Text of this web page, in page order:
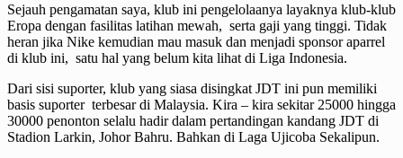
Sejauh pengamatan saya, klub ini pengelolaanya layaknya klub-klub
Eropa dengan fasilitas latihan mewah, serta gaji yang tinggi. Tidak
heran jika Nike kemudian mau masuk dan menjadi sponsor aparrel
di klub ini, satu hal yang belum kita lihat di Liga Indonesia.
Dari sisi suporter, klub yang siasa disingkat JDT ini pun memiliki
basis suporter terbesar di Malaysia. Kira – kira sekitar 25000 hingga
30000 penonton selalu hadir dalam pertandingan kandang JDT di
Stadion Larkin, Johor Bahru. Bahkan di Laga Ujicoba Sekalipun.